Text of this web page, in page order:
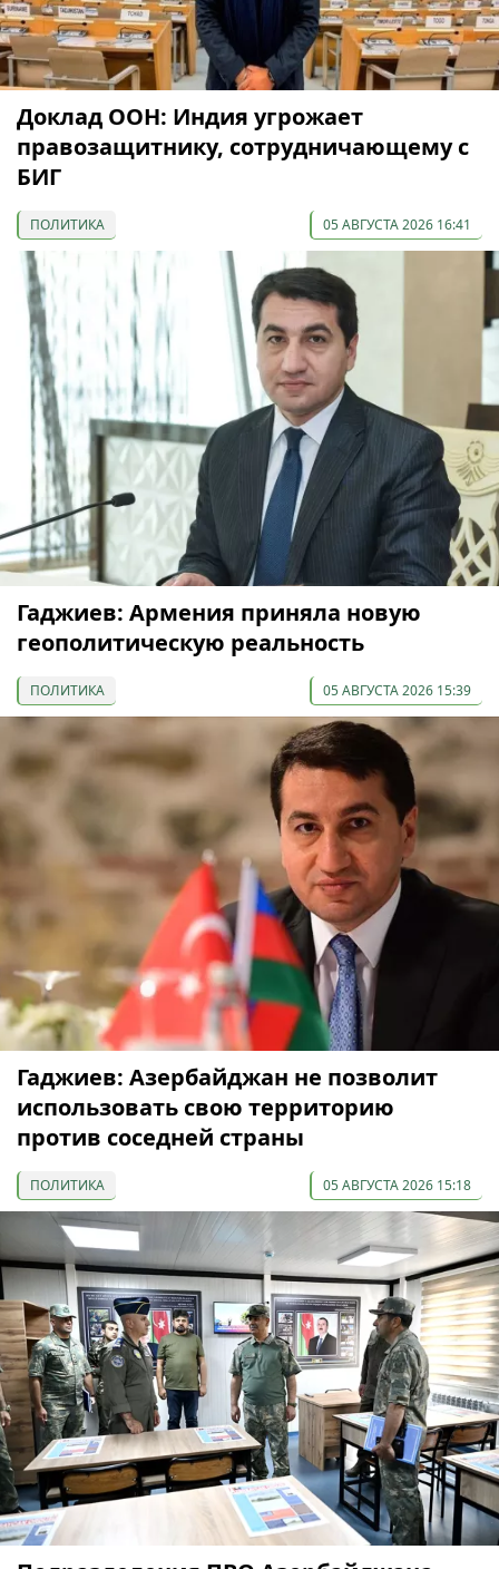
Доклад ООН: Индия угрожает
правозащитнику, сотрудничающему с
БИГ
ПОЛИТИКА 05 АВГУСТА 2026 16:41
Гаджиев: Армения приняла новую
геополитическую реальность
ПОЛИТИКА 05 АВГУСТА 2026 15:39
Гаджиев: Азербайджан не позволит
использовать свою территорию
против соседней страны
ПОЛИТИКА 05 АВГУСТА 2026 15:18